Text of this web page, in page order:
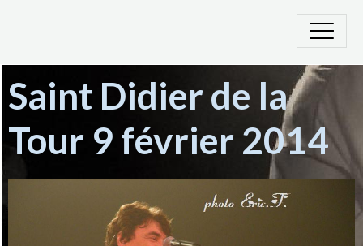
Saint Didier de la
Tour 9 février 2014